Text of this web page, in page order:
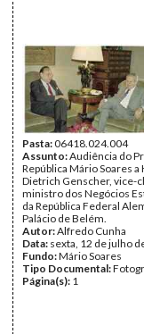
Pasta:06418.024.004
Assunto:Audiência do
República Mário Soares a
Dietrich Genscher, vice-
ministro dos Negócios
da República Federal
Palácio de Belém.
Autor:Alfredo Cunha
Data: sexta, 12 de julho
Fundo:Mário Soares
Tipo Documental:
Página(s): 1